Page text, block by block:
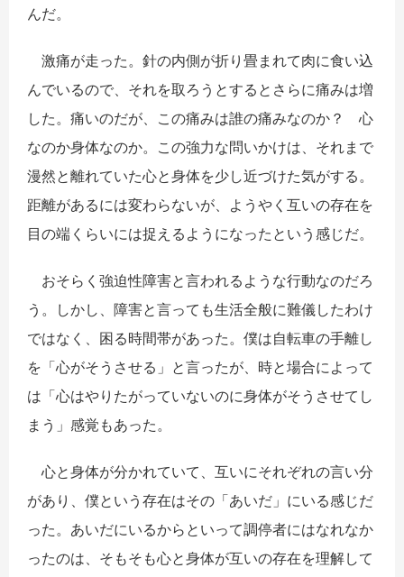
んだ。
激痛が走った。針の内側が折り畳まれて肉に食い込
んでいるので、それを取ろうとするとさらに痛みは増
した。痛いのだが、この痛みは誰の痛みなのか？ 心
なのか身体なのか。この強力な問いかけは、それまで
漫然と離れていた心と身体を少し近づけた気がする。
距離があるには変わらないが、ようやく互いの存在を
目の端くらいには捉えるようになったという感じだ。
おそらく強迫性障害と言われるような行動なのだろ
う。しかし、障害と言っても生活全般に難儀したわけ
ではなく、困る時間帯があった。僕は自転車の手離し
を「心がそうさせる」と言ったが、時と場合によって
は「心はやりたがっていないのに身体がそうさせてし
まう」感覚もあった。
心と身体が分かれていて、互いにそれぞれの言い分
があり、僕という存在はその「あいだ」にいる感じだ
った。 あいだにいるからといって調停者にはなれなか
ったのは、そもそも心と身体が互いの存在を理解して